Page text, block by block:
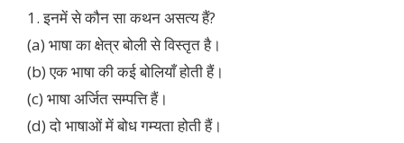
1. इनमें से कौन सा कथन असत्य हैं?
(a) भाषा का क्षेत्र बोली से विस्तृत है।
(b) एक भाषा की कई बोलियाँ होती हैं।
(c) भाषा अर्जित सम्पत्ति हैं।
(d) दो भाषाओं में बोध गम्यता होती हैं।